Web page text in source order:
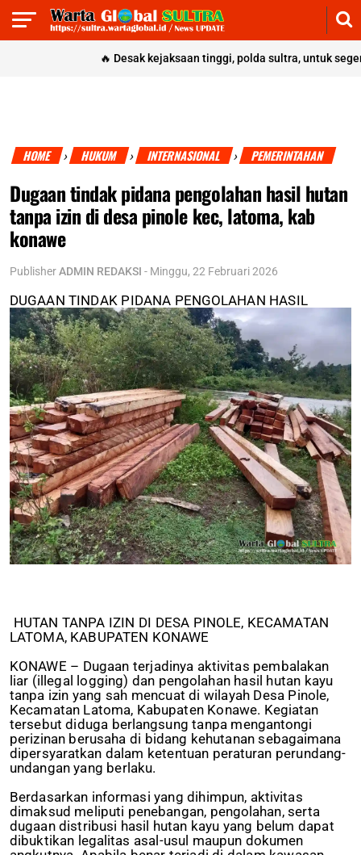
Desak kejaksaan tinggi, polda sultra, untuk segera
HOME › HUKUM › INTERNASIONAL › PEMERINTAHAN
Dugaan tindak pidana pengolahan hasil hutan
tanpa izin di desa pinole kec, latoma, kab
konawe
PublisherADMIN REDAKSI - Minggu, 22 Februari 2026
DUGAAN TINDAK PIDANA PENGOLAHAN HASIL
HUTAN TANPA IZIN DI DESA PINOLE, KECAMATAN
LATOMA, KABUPATEN KONAWE
KONAWE – Dugaan terjadinya aktivitas pembalakan
liar (illegal logging) dan pengolahan hasil hutan kayu
tanpa izin yang sah mencuat di wilayah Desa Pinole,
Kecamatan Latoma, Kabupaten Konawe. Kegiatan
tersebut diduga berlangsung tanpa mengantongi
perizinan berusaha di bidang kehutanan sebagaimana
dipersyaratkan dalam ketentuan peraturan perundang-
undangan yang berlaku.
Berdasarkan informasi yang dihimpun, aktivitas
dimaksud meliputi penebangan, pengolahan, serta
dugaan distribusi hasil hutan kayu yang belum dapat
dibuktikan legalitas asal-usul maupun dokumen